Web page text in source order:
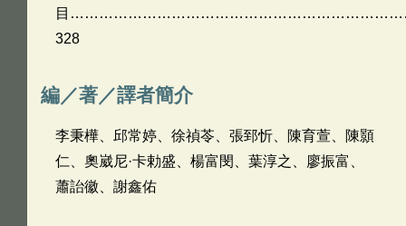
目
328
編／著／譯者簡介
李秉樺、邱常婷、徐禎苓、張郅忻、陳育萱、陳顥
仁、奧崴尼·卡勅盛、楊富閔、葉淳之、廖振富、
蕭詒徽、謝鑫佑